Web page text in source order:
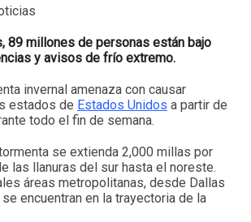
89 millones de personas están bajo
y avisos de frío extremo.
invernal amenaza con causar
estados de Estados Unidos a partir de
todo el fin de semana.
se extienda 2,000 millas por
las llanuras del sur hasta el noreste.
áreas metropolitanas, desde Dallas
se encuentran en la trayectoria de la